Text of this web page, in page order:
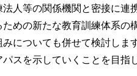
人等の関係機関と密接に連
めの新たな教育訓練体系の
についても併せて検討しま
スを示していくことを目指